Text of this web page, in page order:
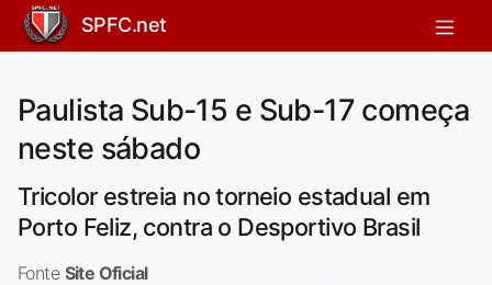
SPFC.net
Paulista Sub-15 e Sub-17 começa
neste sábado
Tricolor estreia no torneio estadual em
Porto Feliz, contra o Desportivo Brasil
Fonte Site Oficial